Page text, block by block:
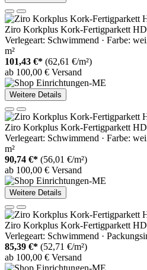
Ziro Korkplus Kork-Fertigparkett
Verlegeart: Schwimmend · Farbe:
m²
101,43 €* (62,61 €/m²)
ab 100,00 € Versand
Weitere Details
Ziro Korkplus Kork-Fertigparkett
Verlegeart: Schwimmend · Farbe:
m²
90,74 €* (56,01 €/m²)
ab 100,00 € Versand
Weitere Details
Ziro Korkplus Kork-Fertigparkett
Verlegeart: Schwimmend ·
85,39 €* (52,71 €/m²)
ab 100,00 € Versand